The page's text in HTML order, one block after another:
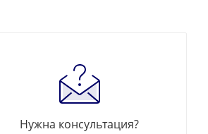
Нужна консультация?